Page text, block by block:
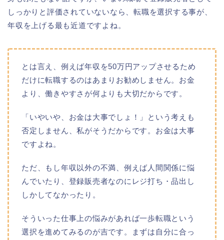
しっかりと評価されていないなら、転職を選択する事が、
年収を上げる最も近道ですよね。
とは言え、例えば年収を50万円アップさせるため
だけに転職するのはあまりお勧めしません。お金
より、働きやすさが何よりも大切だからです。
「いやいや、お金は大事でしょ！」という考えも
否定しません、私がそうだからです。お金は大事
ですよね。
ただ、もし年収以外の不満、例えば人間関係に悩
んでいたり、登録販売者なのにレジ打ち・品出し
しかしてなかったり。
そういった仕事上の悩みがあれば一歩転職という
選択を進めてみるのが吉です。まずは自分に合っ